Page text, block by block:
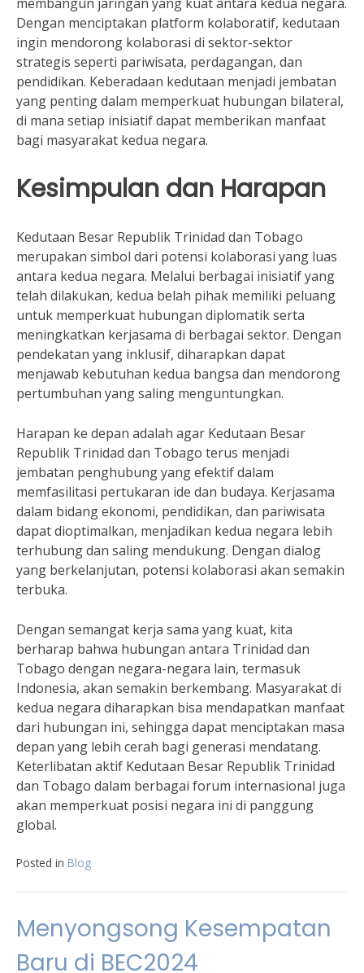
Dengan menciptakan platform kolaboratif, kedutaan
ingin mendorong kolaborasi di sektor-sektor
strategis seperti pariwisata, perdagangan, dan
pendidikan. Keberadaan kedutaan menjadi jembatan
yang penting dalam memperkuat hubungan bilateral,
di mana setiap inisiatif dapat memberikan manfaat
bagi masyarakat kedua negara.
Kesimpulan dan Harapan
Kedutaan Besar Republik Trinidad dan Tobago
merupakan simbol dari potensi kolaborasi yang luas
antara kedua negara. Melalui berbagai inisiatif yang
telah dilakukan, kedua belah pihak memiliki peluang
untuk memperkuat hubungan diplomatik serta
meningkatkan kerjasama di berbagai sektor. Dengan
pendekatan yang inklusif, diharapkan dapat
menjawab kebutuhan kedua bangsa dan mendorong
pertumbuhan yang saling menguntungkan.
Harapan ke depan adalah agar Kedutaan Besar
Republik Trinidad dan Tobago terus menjadi
jembatan penghubung yang efektif dalam
memfasilitasi pertukaran ide dan budaya. Kerjasama
dalam bidang ekonomi, pendidikan, dan pariwisata
dapat dioptimalkan, menjadikan kedua negara lebih
terhubung dan saling mendukung. Dengan dialog
yang berkelanjutan, potensi kolaborasi akan semakin
terbuka.
Dengan semangat kerja sama yang kuat, kita
berharap bahwa hubungan antara Trinidad dan
Tobago dengan negara-negara lain, termasuk
Indonesia, akan semakin berkembang. Masyarakat di
kedua negara diharapkan bisa mendapatkan manfaat
dari hubungan ini, sehingga dapat menciptakan masa
depan yang lebih cerah bagi generasi mendatang.
Keterlibatan aktif Kedutaan Besar Republik Trinidad
dan Tobago dalam berbagai forum internasional juga
akan memperkuat posisi negara ini di panggung
global.
Posted in Blog
Menyongsong Kesempatan
Baru di BEC2024